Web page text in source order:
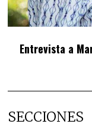
Entrevista a
SECCIONES